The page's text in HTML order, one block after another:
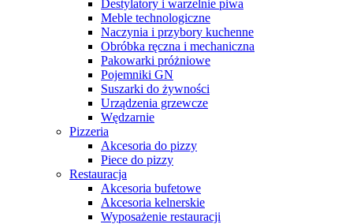
Destylatory i warzelnie piwa
Meble technologiczne
Naczynia i przybory kuchenne
Obróbka ręczna i mechaniczna
Pakowarki próżniowe
Pojemniki GN
Suszarki do żywności
Urządzenia grzewcze
Wędzarnie
Pizzeria
Akcesoria do pizzy
Piece do pizzy
Restauracja
Akcesoria bufetowe
Akcesoria kelnerskie
Wyposażenie restauracji